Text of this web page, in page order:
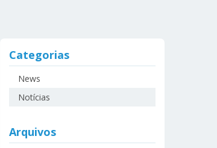
Categorias
News
Notícias
Arquivos